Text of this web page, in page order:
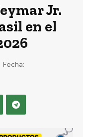
Jr.
en el
Fecha: